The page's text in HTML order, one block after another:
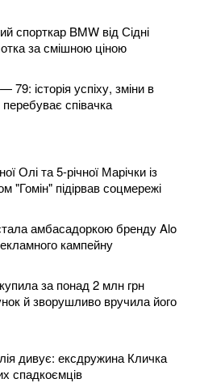
спорткар BMW від Сідні
за смішною ціною
79: історія успіху, зміни в
перебуває співачка
Олі та 5-річної Марічки із
"Гомін" підірвав соцмережі
амбасадоркою бренду Alo
кампейну
за понад 2 млн грн
й зворушливо вручила його
дивує: ексдружина Кличка
спадкоємців